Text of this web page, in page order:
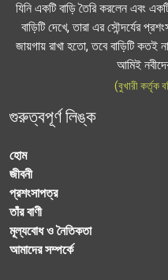
যিনি একটি বাড়ি তৈরি করলেন এবং
বাড়িটি দেখে, তারা এর সৌন্দর্যের
জায়গায় রাখা হতো, তবে বাড়িটি
আমিই
(বুখারী কর্তৃক
গুরুত্বপূর্ণ লিঙ্ক
হোম
জীবনী
প্রশংসাপত্র
তাঁর বাণী
মূল্যবোধ ও নৈতিকতা
আমাদের সম্পর্কে